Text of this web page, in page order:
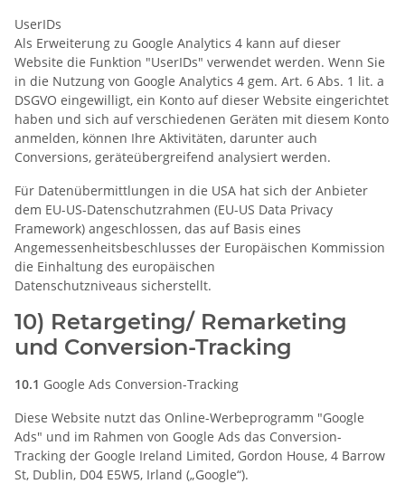
UserIDs
Als Erweiterung zu Google Analytics 4 kann auf dieser
Website die Funktion "UserIDs" verwendet werden. Wenn Sie
in die Nutzung von Google Analytics 4 gem. Art. 6 Abs. 1 lit. a
DSGVO eingewilligt, ein Konto auf dieser Website eingerichtet
haben und sich auf verschiedenen Geräten mit diesem Konto
anmelden, können Ihre Aktivitäten, darunter auch
Conversions, geräteübergreifend analysiert werden.
Für Datenübermittlungen in die USA hat sich der Anbieter
dem EU-US-Datenschutzrahmen (EU-US Data Privacy
Framework) angeschlossen, das auf Basis eines
Angemessenheitsbeschlusses der Europäischen Kommission
die Einhaltung des europäischen
Datenschutzniveaus sicherstellt.
10) Retargeting/ Remarketing
und Conversion-Tracking
10.1 Google Ads Conversion-Tracking
Diese Website nutzt das Online-Werbeprogramm "Google
Ads" und im Rahmen von Google Ads das Conversion-
Tracking der Google Ireland Limited, Gordon House, 4 Barrow
St, Dublin, D04 E5W5, Irland („Google“).